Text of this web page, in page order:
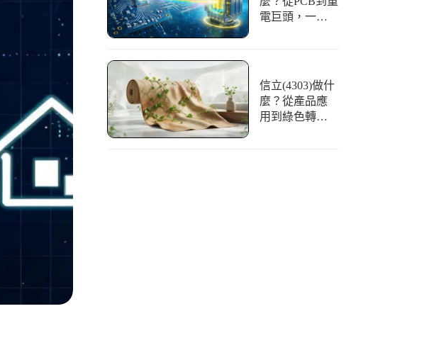
電巨頭，一文
信立(4303)做什
麼？從產品應
用到綠色轉